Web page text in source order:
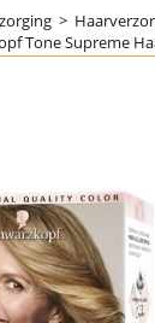
>
Tone Supreme